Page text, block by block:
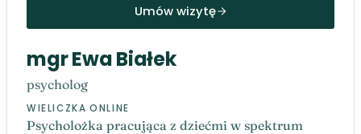
Umów wizytę
mgr Ewa Białek
psycholog
WIELICZKA·ONLINE
Psycholożka pracująca z dziećmi w spektrum